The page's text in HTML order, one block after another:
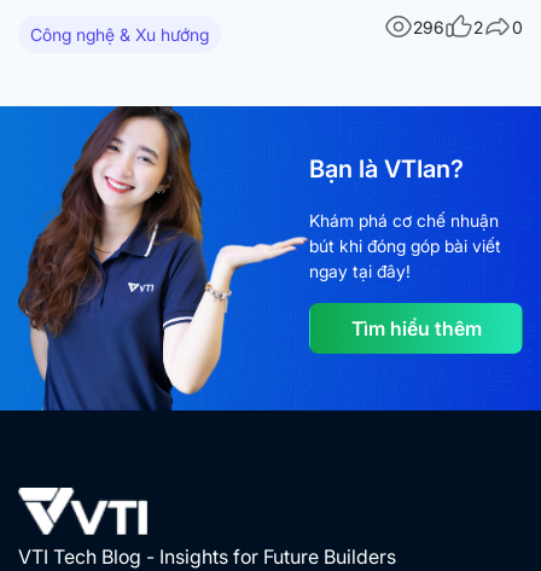
nâng cao và ứng dụng thực tế. Các mô hình ngôn ngữ lớn (large
language models – LLM) đã tạo ra những bước tiến…
Công nghệ & Xu hướng 296 2 0
Bạn là VTIan?
Khám phá cơ chế nhuận
bút khi đóng góp bài viết
ngay tại đây!
Tìm hiểu thêm
VTI Tech Blog - Insights for Future Builders